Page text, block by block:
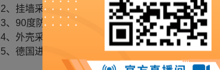
2、挂墙采用盲孔压铆螺母设计，以提升防水性能
3、90度防水沟，防止门板打开时异物进入箱内
4、外壳采用满焊工艺，使其更牢固结实 -lK10 Tested
5、德国进口原料聚氨酯发泡胶，确保IP66 防水等级